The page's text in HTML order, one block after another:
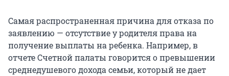
Самая распространенная причина для отказа по
заявлению — отсутствие у родителя права на
получение выплаты на ребенка. Например, в
отчете Счетной палаты говорится о превышении
среднедушевого дохода семьи, который не дает